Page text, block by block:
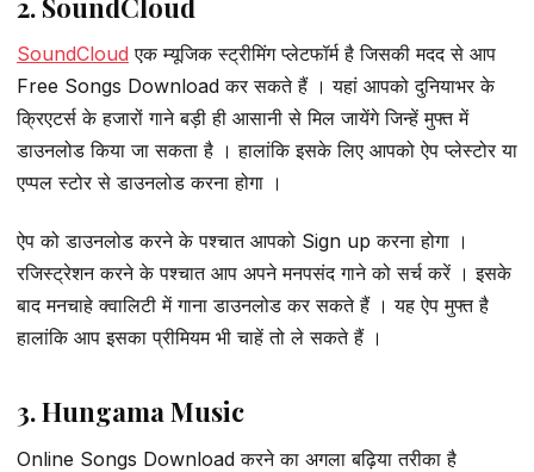
SoundCloud एक म्यूजिक स्ट्रीमिंग प्लेटफॉर्म है जिसकी मदद से आप
Free Songs Download कर सकते हैं । यहां आपको दुनियाभर के
क्रिएटर्स के हजारों गाने बड़ी ही आसानी से मिल जायेंगे जिन्हें मुफ्त में
डाउनलोड किया जा सकता है । हालांकि इसके लिए आपको ऐप प्लेस्टोर या
एप्पल स्टोर से डाउनलोड करना होगा ।
ऐप को डाउनलोड करने के पश्चात आपको Sign up करना होगा ।
रजिस्ट्रेशन करने के पश्चात आप अपने मनपसंद गाने को सर्च करें । इसके
बाद मनचाहे क्वालिटी में गाना डाउनलोड कर सकते हैं । यह ऐप मुफ्त है
हालांकि आप इसका प्रीमियम भी चाहें तो ले सकते हैं ।
3. Hungama Music
Online Songs Download करने का अगला बढ़िया तरीका है